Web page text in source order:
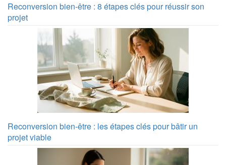
Reconversion bien-être : 8 étapes clés pour réussir son
projet
Reconversion bien-être : les étapes clés pour bâtir un
projet viable